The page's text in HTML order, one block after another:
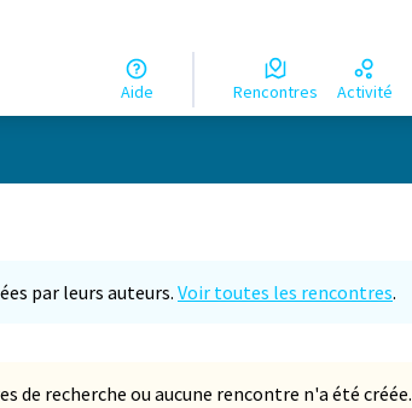
Aide Rencontres Activité
par leurs auteurs.Voir toutes les rencontres.
de recherche ou aucune rencontre n'a été créée.